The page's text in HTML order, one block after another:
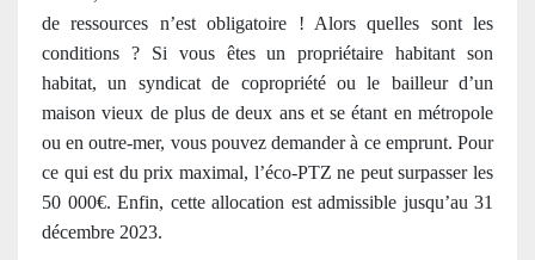
de ressources n’est obligatoire ! Alors quelles sont les
conditions ? Si vous êtes un propriétaire habitant son
habitat, un syndicat de copropriété ou le bailleur d’un
maison vieux de plus de deux ans et se étant en métropole
ou en outre-mer, vous pouvez demander à ce emprunt. Pour
ce qui est du prix maximal, l’éco-PTZ ne peut surpasser les
50 000€. Enfin, cette allocation est admissible jusqu’au 31
décembre 2023.